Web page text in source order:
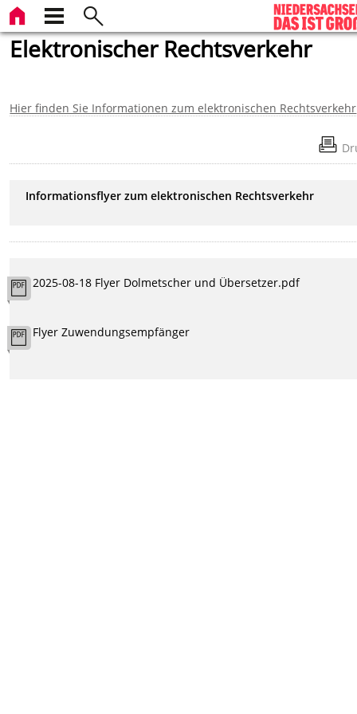
Elektronischer Rechtsverkehr
Hier finden Sie Informationen zum elektronischen Rechtsverkehr
Informationsflyer zum elektronischen Rechtsverkehr
2025-08-18 Flyer Dolmetscher und Übersetzer.pdf
Flyer Zuwendungsempfänger